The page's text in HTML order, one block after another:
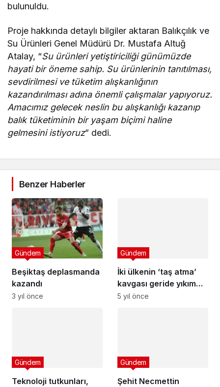
bulunuldu.
Proje hakkında detaylı bilgiler aktaran Balıkçılık ve
Su Ürünleri Genel Müdürü Dr. Mustafa Altuğ
Atalay, “Su ürünleri yetiştiriciliği günümüzde
hayati bir öneme sahip. Su ürünlerinin tanıtılması,
sevdirilmesi ve tüketim alışkanlığının
kazandırılması adına önemli çalışmalar yapıyoruz.
Amacımız gelecek neslin bu alışkanlığı kazanıp
balık tüketiminin bir yaşam biçimi haline
gelmesini istiyoruz” dedi.
Benzer Haberler
Beşiktaş deplasmanda
kazandı
Gündem
3 yıl önce
İki ülkenin ‘taş atma’
kavgası geride yıkım
bıraktı!
Gündem
5 yıl önce
Teknoloji tutkunları,
Gündem
Şehit Necmettin
Gündem